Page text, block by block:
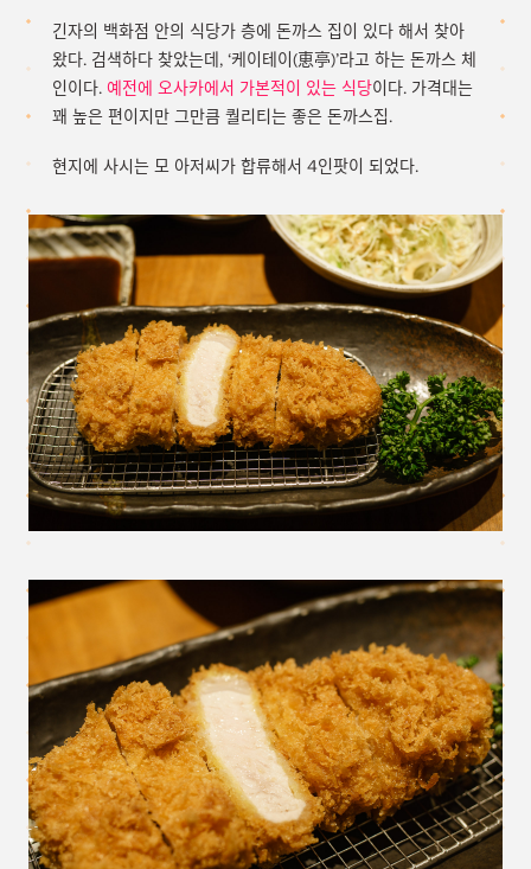
긴자의 백화점 안의 식당가 층에 돈까스 집이 있다 해서 찾아
왔다. 검색하다 찾았는데, ‘케이테이(恵亭)’라고 하는 돈까스 체
인이다. 예전에 오사카에서 가본적이 있는 식당이다. 가격대는
꽤 높은 편이지만 그만큼 퀄리티는 좋은 돈까스집.
현지에 사시는 모 아저씨가 합류해서 4인팟이 되었다.